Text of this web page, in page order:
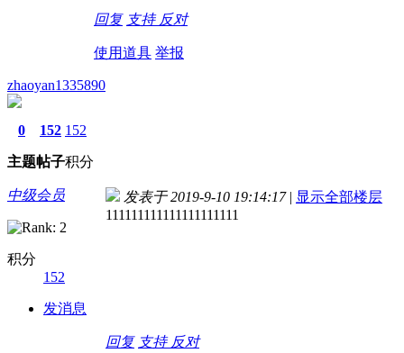
回复 支持 反对
使用道具 举报
zhaoyan1335890
0
主题
152
帖子
152
积分
中级会员
积分
152
发消息
发表于 2019-9-10 19:14:17 | 显示全部楼层
111111111111111111111
回复 支持 反对